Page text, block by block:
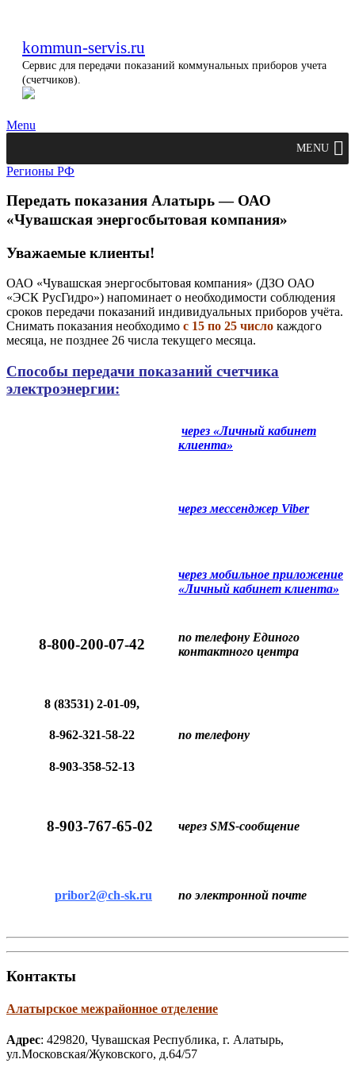
kommun-servis.ru
Сервис для передачи показаний коммунальных приборов учета
(счетчиков).
Menu
MENU
Регионы РФ
Передать показания Алатырь — ОАО
«Чувашская энергосбытовая компания»
Уважаемые клиенты!
ОАО «Чувашская энергосбытовая компания» (ДЗО ОАО
«ЭСК РусГидро») напоминает о необходимости соблюдения
сроков передачи показаний индивидуальных приборов учёта.
Снимать показания необходимо с 15 по 25 число каждого
месяца, не позднее 26 числа текущего месяца.
Способы передачи показаний счетчика
электроэнергии:
через «Личный кабинет
клиента»
через мессенджер Viber
через мобильное приложение
«Личный кабинет клиента»
8-800-200-07-42
по телефону Единого
контактного центра
8 (83531) 2-01-09,
8-962-321-58-22
8-903-358-52-13
по телефону
8-903-767-65-02 через SMS-сообщение
pribor2@ch-sk.ru по электронной почте
Контакты
Алатырское межрайонное отделение
Адрес: 429820, Чувашская Республика, г. Алатырь,
ул.Московская/Жуковского, д.64/57